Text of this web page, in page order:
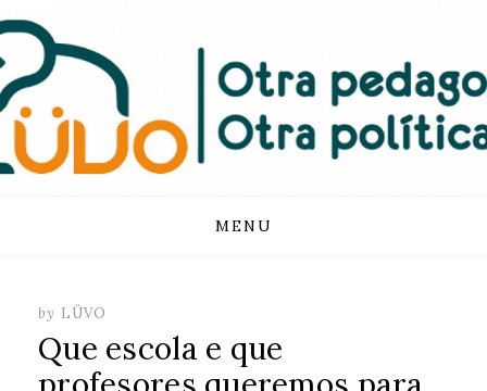
FUNDACIÓN
LUVO
MENU
by LÜVO
Que escola e que